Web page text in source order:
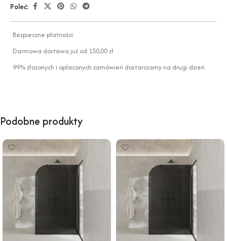
Poleć:
Bezpieczne płatności
Darmowa dostawa już od 150,00 zł
99% złożonych i opłaconych zamówień dostarczamy na drugi dzień
Podobne produkty